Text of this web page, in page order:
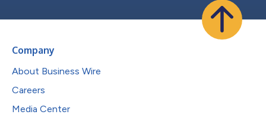
Company
About Business Wire
Careers
Media Center